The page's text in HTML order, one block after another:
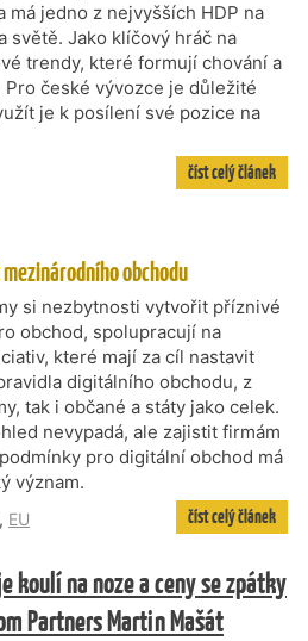
má jedno z nejvyšších HDP na
světě. Jako klíčový hráč na
trendy, které formují chování a
české vývozce je důležité
je k posílení své pozice na
číst celý článek
obchodu
si nezbytnosti vytvořit příznivé
obchod, spolupracují na
které mají za cíl nastavit
digitálního obchodu, z
tak i občané a státy jako celek.
nevypadá, ale zajistit firmám
pro digitální obchod má
význam.
, EU číst celý článek
koulí na noze a ceny se zpátky
Partners Martin Mašát